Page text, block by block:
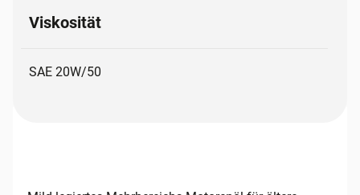
Viskosität
SAE 20W/50